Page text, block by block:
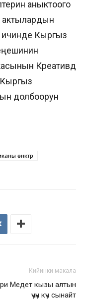
аныктоого
актылардын
Кыргыз
Креативдүү
Кыргыз
долбоорун
өнүктүрүү
Кийинки макала
Медет кызы алтын
үчүн күч сынайт